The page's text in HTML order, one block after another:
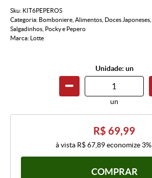
Sku: KIT6PEPEROS
Categoria: Bomboniere Alimentos Doces Japoneses
Salgadinhos Pocky e Pepero
Marca:
Lotte
Unidade: un
un
R$ 69,99
à vista R$ 67,89economize 3%
COMPRAR